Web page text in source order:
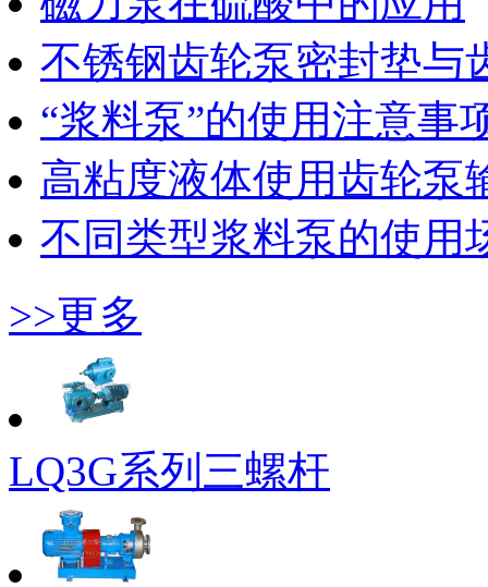
不锈钢齿轮泵密封垫与
“浆料泵”的使用注意事
高粘度液体使用齿轮泵
不同类型浆料泵的使用
>>更多
LQ3G系列三螺杆